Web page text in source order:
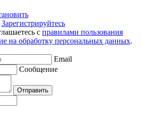
Зарегистрируйтесь
с правилами пользования
на обработку персональных данных.
Email
Сообщение
Отправить